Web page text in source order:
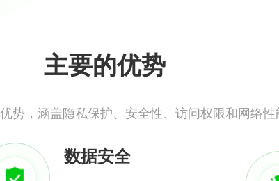
主要的优势
势，涵盖隐私保护、安全性、访问权限和网络
数据安全